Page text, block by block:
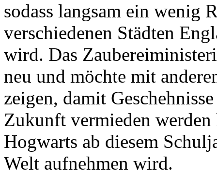
sodass langsam ein wenig
verschiedenen Städten
wird. Das
neu und möchte mit
zeigen, damit
Zukunft vermieden werden
Hogwarts ab diesem
Welt aufnehmen wird.